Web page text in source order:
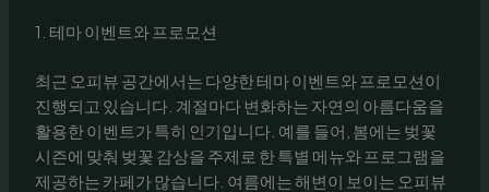
1. 테마 이벤트와 프로모션
최근 오피뷰 공간에서는 다양한 테마 이벤트와 프로모션이
진행되고 있습니다. 계절마다 변화하는 자연의 아름다움을
활용한 이벤트가 특히 인기입니다. 예를 들어, 봄에는 벚꽃
시즌에 맞춰 벚꽃 감상을 주제로 한 특별 메뉴와 프로그램을
제공하는 카페가 많습니다. 여름에는 해변이 보이는 오피뷰